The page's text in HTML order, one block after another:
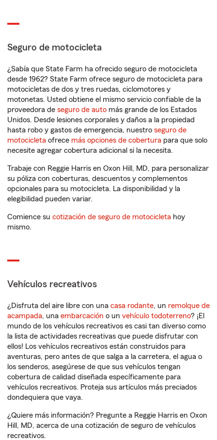
Seguro de motocicleta
¿Sabía que State Farm ha ofrecido seguro de motocicleta
desde 1962? State Farm ofrece seguro de motocicleta para
motocicletas de dos y tres ruedas, ciclomotores y
motonetas. Usted obtiene el mismo servicio confiable de la
proveedora de seguro de auto más grande de los Estados
Unidos. Desde lesiones corporales y daños a la propiedad
hasta robo y gastos de emergencia, nuestro seguro de
motocicleta ofrece más opciones de cobertura para que solo
necesite agregar cobertura adicional si la necesita.
Trabaje con Reggie Harris en Oxon Hill, MD, para personalizar
su póliza con coberturas, descuentos y complementos
opcionales para su motocicleta. La disponibilidad y la
elegibilidad pueden variar.
Comience su cotización de seguro de motocicleta hoy
mismo.
Vehículos recreativos
¿Disfruta del aire libre con una casa rodante, un remolque de
acampada, una embarcación o un vehículo todoterreno? ¡El
mundo de los vehículos recreativos es casi tan diverso como
la lista de actividades recreativas que puede disfrutar con
ellos! Los vehículos recreativos están construidos para
aventuras, pero antes de que salga a la carretera, el agua o
los senderos, asegúrese de que sus vehículos tengan
cobertura de calidad diseñada específicamente para
vehículos recreativos. Proteja sus artículos más preciados
dondequiera que vaya.
¿Quiere más información? Pregunte a Reggie Harris en Oxon
Hill, MD, acerca de una cotización de seguro de vehículos
recreativos.